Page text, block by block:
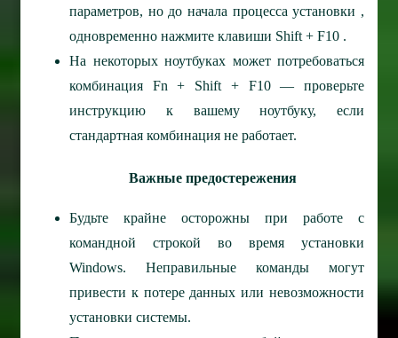
параметров, но до начала процесса установки ,
одновременно нажмите клавиши Shift + F10 .
На некоторых ноутбуках может потребоваться
комбинация Fn + Shift + F10 — проверьте
инструкцию к вашему ноутбуку, если
стандартная комбинация не работает.
Важные предостережения
Будьте крайне осторожны при работе с
командной строкой во время установки
Windows. Неправильные команды могут
привести к потере данных или невозможности
установки системы.